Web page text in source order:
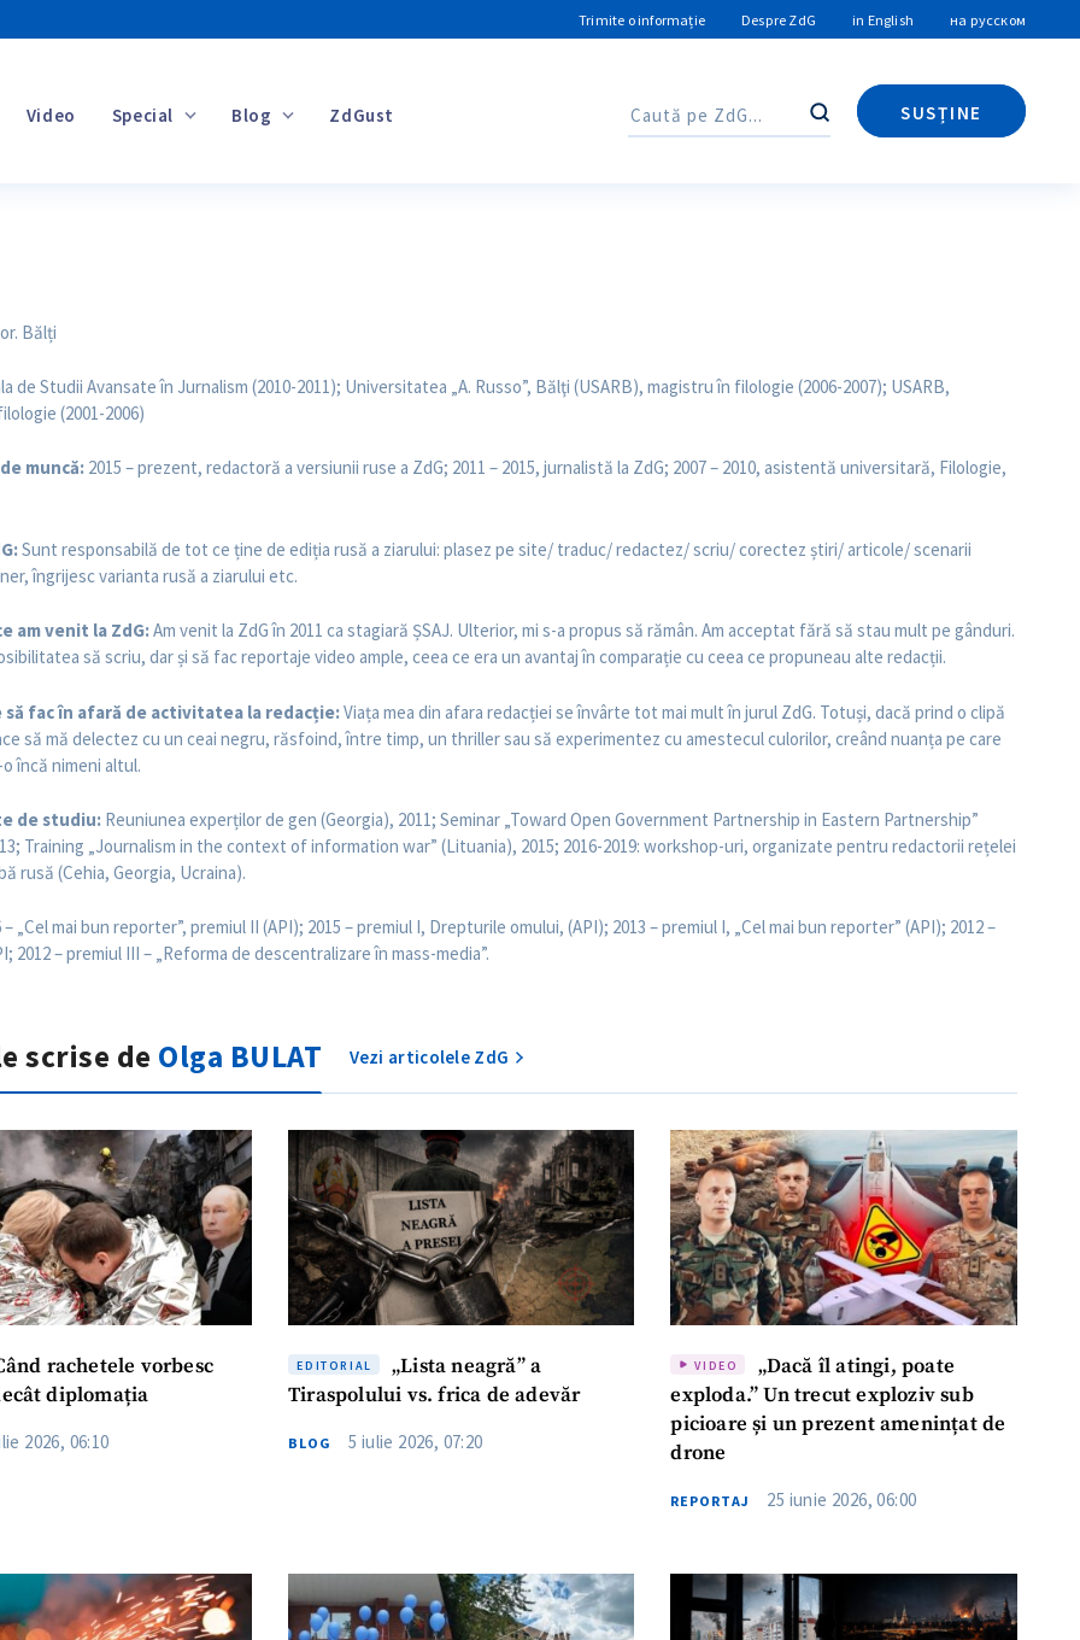
Trimite o informație Despre ZdG in English на русском
Video Special Blog ZdGust Caută
SUSȚINE
Caută
or. Bălți
de Studii Avansate în Jurnalism (2010-2011); Universitatea „A. Russo”, Bălţi (USARB), magistru în filologie (2006-2007); USARB,
(2001-2006)
muncă:2015 – prezent, redactoră a versiunii ruse a ZdG; 2011 – 2015, jurnalistă la ZdG; 2007 – 2010, asistentă universitară, Filologie,
Sunt responsabilă de tot ce ține de ediția rusă a ziarului: plasez pe site/ traduc/ redactez/ scriu/ corectez știri/ articole/ scenarii
îngrijesc varianta rusă a ziarului etc.
am venit la ZdG:Am venit la ZdG în 2011 ca stagiară ȘSAJ. Ulterior, mi s-a propus să rămân. Am acceptat fără să stau mult pe gânduri.
să scriu, dar și să fac reportaje video ample, ceea ce era un avantaj în comparație cu ceea ce propuneau alte redacții.
să fac în afară de activitatea la redacție:Viața mea din afara redacției se învârte tot mai mult în jurul ZdG. Totuși, dacă prind o clipă
să mă delectez cu un ceai negru, răsfoind, între timp, un thriller sau să experimentez cu amestecul culorilor, creând nuanța pe care
încă nimeni altul.
de studiu:Reuniunea experților de gen (Georgia), 2011; Seminar „Toward Open Government Partnership in Eastern Partnership”
Training „Journalism in the context of information war” (Lituania), 2015; 2016-2019: workshop-uri, organizate pentru redactorii rețelei
rusă (Cehia, Georgia, Ucraina).
„Cel mai bun reporter”, premiul II (API); 2015 – premiul I, Drepturile omului, (API); 2013 – premiul I, „Cel mai bun reporter” (API); 2012 –
2012 – premiul III – „Reforma de descentralizare în mass-media”.
scrise de Olga BULAT Vezi articolele ZdG
rachetele vorbesc
diplomația
2026, 06:10
EDITORIAL
„Lista neagră” a
Tiraspolului vs. frica de adevăr
BLOG 5 iulie 2026, 07:20
VIDEO
„Dacă îl atingi, poate
exploda.” Un trecut exploziv sub
picioare și un prezent amenințat de
drone
REPORTAJ 25 iunie 2026, 06:00